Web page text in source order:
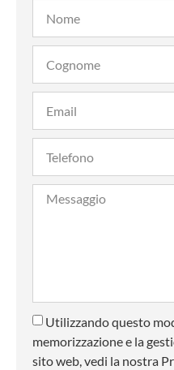
Utilizzando questo
memorizzazione e la
sito web, vedi la nostra